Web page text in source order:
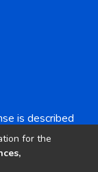
is described
for the